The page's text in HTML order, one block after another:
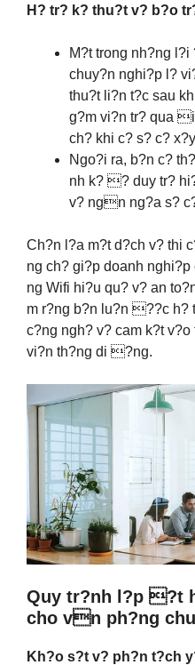
H? tr? k? thu?t v? b?o
M?t trong nh?ng
chuy?n nghi?p l?
thu?t li?n t?c sau
g?m vi?n tr? qua
ch? khi c? s? c?
Ngo?i ra, b?n c?
nh k? ? duy tr?
v? ngn ng?a s?
Ch?n l?a m?t d?ch v? thi
ng ch? gi?p doanh
ng Wifi hi?u qu? v? an
m r?ng b?n lu?n ??c h?
c?ng ngh? v? cam k?t
vi?n th?ng di ?ng.
Quy tr?nh l?p ?t
cho vn ph?ng
Kh?o s?t v? ph?n t?ch